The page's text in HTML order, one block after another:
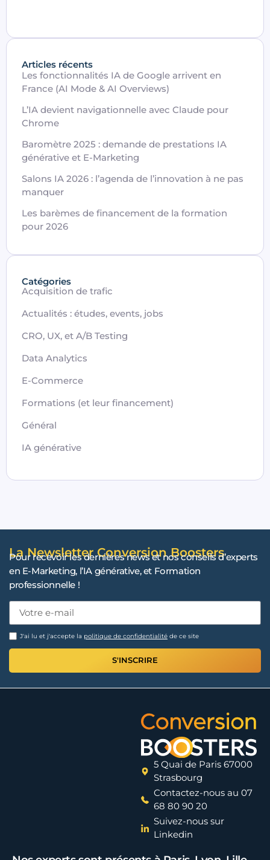
Articles récents
Les fonctionnalités IA de Google arrivent en
France (AI Mode & AI Overviews)
L’IA devient navigationnelle avec Claude pour
Chrome
Baromètre 2025 : demande de prestations IA
générative et E-Marketing
Salons IA 2026 : l’agenda de l’innovation à ne pas
manquer
Les barèmes de financement de la formation
pour 2026
Catégories
Acquisition de trafic
Actualités : études, events, jobs
CRO, UX, et A/B Testing
Data Analytics
E-Commerce
Formations (et leur financement)
Général
IA générative
La Newsletter Conversion Boosters
Pour recevoir les dernières news et nos conseils d’experts
en E-Marketing, l’IA générative, et Formation
professionnelle !
J'ai lu et j'accepte la politique de confidentialité de ce site
S'INSCRIRE
5 Quai de Paris 67000
Strasbourg
Contactez-nous au 07
68 80 90 20
Suivez-nous sur
Linkedin